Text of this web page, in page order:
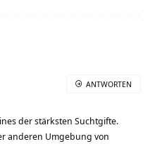
der stärksten Suchtgifte.
anderen Umgebung von
ANTWORTEN